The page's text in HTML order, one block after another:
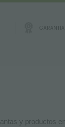
y productos